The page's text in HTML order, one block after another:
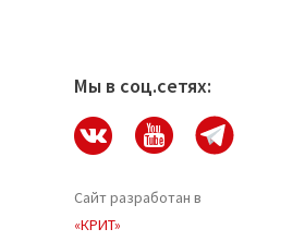
Мы в соц.сетях:
Сайт разработан в
«КРИТ»